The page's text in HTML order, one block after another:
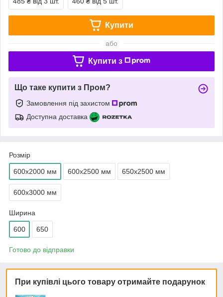
Купити
або
Купити з
Що таке купити з Пром?
Замовлення під захистом
Доступна доставка
Розмір
600х2000 мм 600х2500 мм 650х2500 мм
600х3000 мм
Ширина
600 650
Готово до відправки
При купівлі цього товару отримайте подарунок